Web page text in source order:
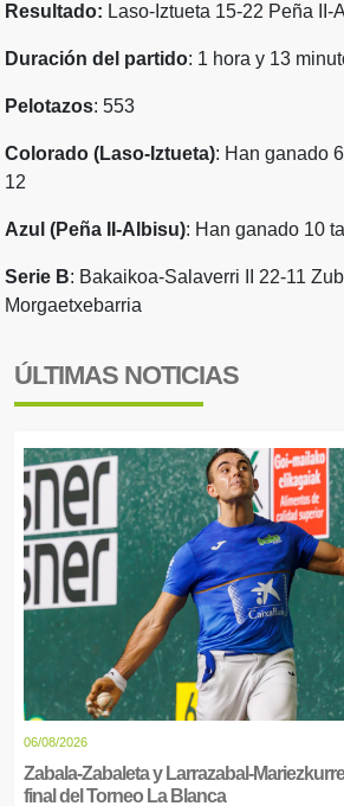
Resultado: Laso-Iztueta 15-22 Peña II-
Duración del partido: 1 hora y 13
Pelotazos: 553
Colorado (Laso-Iztueta): Han ganado
12
Azul (Peña II-Albisu): Han ganado 10
Serie B: Bakaikoa-Salaverri II 22-11
Morgaetxebarria
ÚLTIMAS NOTICIAS
06/08/2026
Zabala-Zabaleta y Larrazabal-
final del Torneo La Blanca